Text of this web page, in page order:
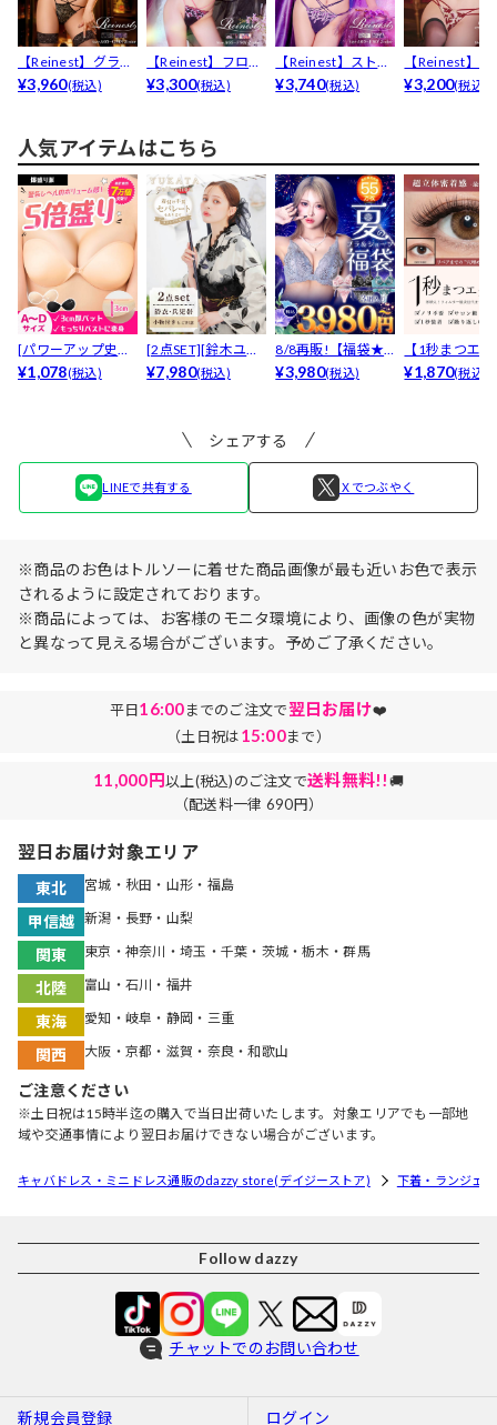
【Reinest】グラマ
ラスフェザーロ...
¥3,960(税込)
【Reinest】フロー
リデリーフレー...
¥3,300(税込)
【Reinest】ストリ
ングパープルリ...
¥3,740(税込)
【Reinest】
アントフルブ
¥3,200(税込)
人気アイテムはこちら
[パワーアップ史上
最強5倍盛りアップ
¥1,078(税込)
[2点SET][鈴木ユリ
ア(baby)...
¥7,980(税込)
8/8再販!【福袋★
ブラセット3点
¥3,980(税込)
【1秒まつエ
リュームタイ
¥1,870(税込)
シェアする
LINEで共有する Ｘでつぶやく
※商品のお色はトルソーに着せた商品画像が最も近いお色で表示
されるように設定されております。
※商品によっては、お客様のモニタ環境により、画像の色が実物
と異なって見える場合がございます。予めご了承ください。
平日16:00までのご注文で翌日お届け❤️
（土日祝は15:00まで）
11,000円以上(税込)のご注文で送料無料!!🚚
（配送料一律 690円）
翌日お届け対象エリア
東北 宮城・秋田・山形・福島
甲信越 新潟・長野・山梨
関東 東京・神奈川・埼玉・千葉・茨城・栃木・群馬
北陸 富山・石川・福井
東海 愛知・岐阜・静岡・三重
関西 大阪・京都・滋賀・奈良・和歌山
ご注意ください
※土日祝は15時半迄の購入で当日出荷いたします。対象エリアでも一部地
域や交通事情により翌日お届けできない場合がございます。
キャバドレス・ミニドレス通販のdazzy store(デイジーストア) 下着・ランジェ
Follow dazzy
チャットでのお問い合わせ
新規会員登録 ログイン